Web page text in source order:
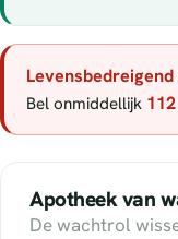
Bel onmiddellijk 112
Apotheek van
De wachtrol